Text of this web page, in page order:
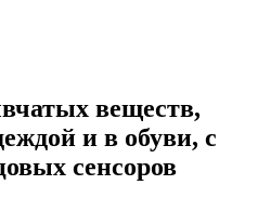
веществ,
и в обуви, с
сенсоров